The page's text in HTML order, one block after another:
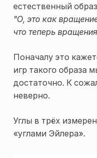
естественный
"О, это как
что теперь
Поначалу это
игр такого образа
достаточно. К
неверно.
Углы в трёх
«углами Эйлера».